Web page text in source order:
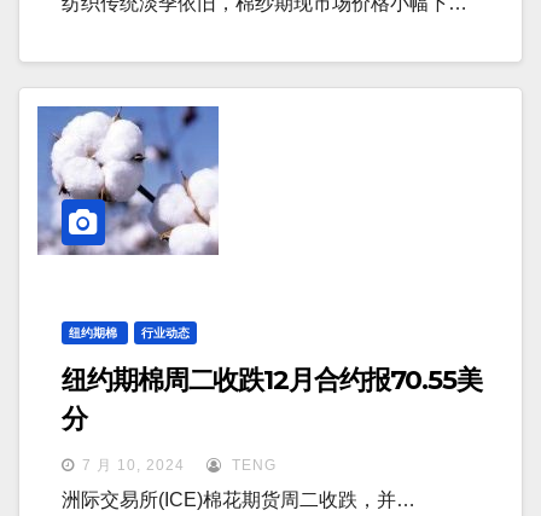
纽约期棉 行业动态
纽约期棉周二收跌12月合约报70.55美
分
7 月 10, 2024 TENG
洲际交易所(ICE)棉花期货周二收跌，并…